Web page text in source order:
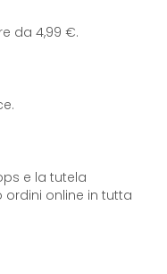
da 4,99 €.
e la tutela
online in tutta